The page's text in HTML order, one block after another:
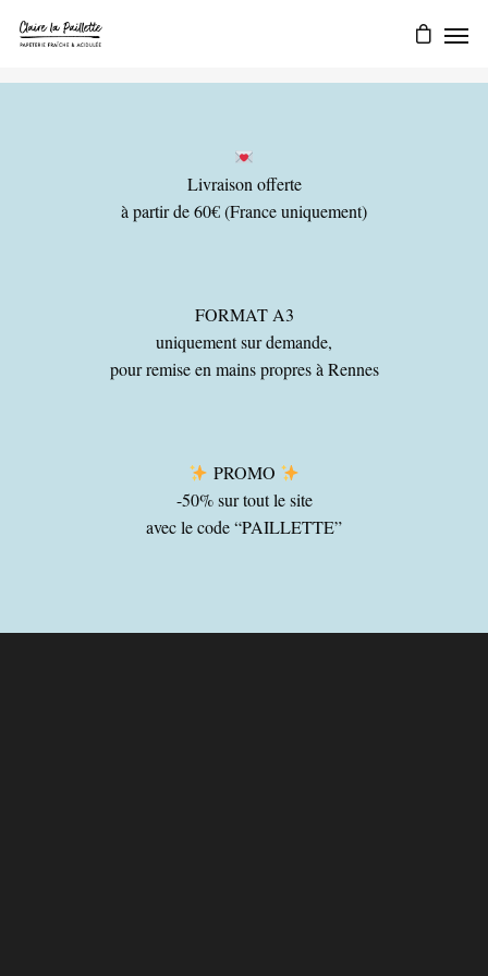
Livraison offerte
à partir de 60€ (France uniquement)
FORMAT A3
uniquement sur demande,
pour remise en mains propres à Rennes
PROMO
-50% sur tout le site
avec le code “PAILLETTE”